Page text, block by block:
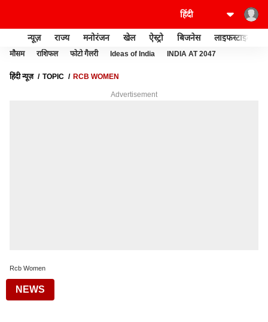
न्यूज़ राज्य मनोरंजन खेल ऐस्ट्रो बिजनेस लाइफस्टाइल
मौसम राशिफल फोटो गैलरी Ideas of India INDIA AT 2047
हिंदी न्यूज़ TOPIC RCB WOMEN
Advertisement
Rcb Women
NEWS